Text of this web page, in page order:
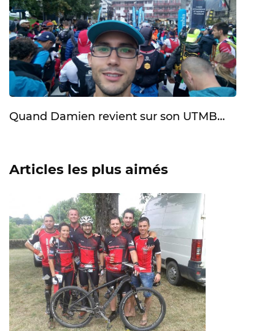
Quand Damien revient sur son UTMB…
Articles les plus aimés